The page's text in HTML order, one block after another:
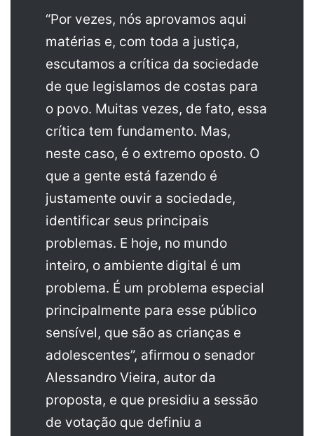
“Por vezes, nós aprovamos aqui
matérias e, com toda a justiça,
escutamos a crítica da sociedade
de que legislamos de costas para
o povo. Muitas vezes, de fato, essa
crítica tem fundamento. Mas,
neste caso, é o extremo oposto. O
que a gente está fazendo é
justamente ouvir a sociedade,
identificar seus principais
problemas. E hoje, no mundo
inteiro, o ambiente digital é um
problema. É um problema especial
principalmente para esse público
sensível, que são as crianças e
adolescentes”, afirmou o senador
Alessandro Vieira, autor da
proposta, e que presidiu a sessão
de votação que definiu a